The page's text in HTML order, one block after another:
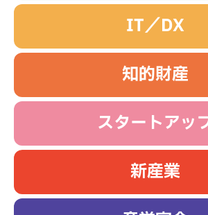
IT／DX
知的財産
スタートアッ
新産業